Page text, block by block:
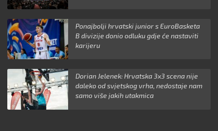
Ponajbolji hrvatski junior s EuroBasketa
B divizije donio odluku gdje će nastaviti
karijeru
Dorian Jelenek: Hrvatska 3x3 scena nije
daleko od svjetskog vrha, nedostaje nam
samo više jakih utakmica